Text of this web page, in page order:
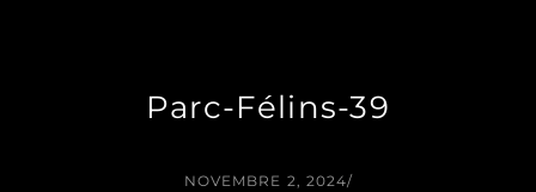
Parc-Félins-39
NOVEMBRE 2, 2024/